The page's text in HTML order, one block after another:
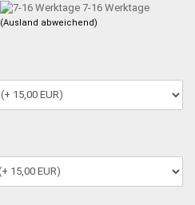
7-16 Werktage
(Ausland abweichend)